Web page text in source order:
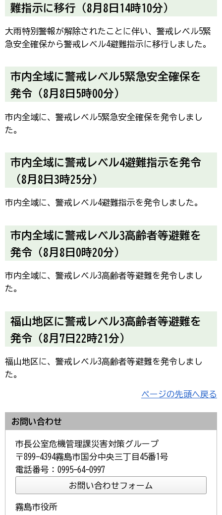
難指示に移行（8月8日14時10分）
大雨特別警報が解除されたことに伴い、警戒レベル5緊
急安全確保から警戒レベル4避難指示に移行しました。
市内全域に警戒レベル5緊急安全確保を
発令（8月8日5時00分）
市内全域に、警戒レベル5緊急安全確保を発令しまし
た。
市内全域に警戒レベル4避難指示を発令
（8月8日3時25分）
市内全域に、警戒レベル4避難指示を発令しました。
市内全域に警戒レベル3高齢者等避難を
発令（8月8日0時20分）
市内全域に、警戒レベル3高齢者等避難を発令しまし
た。
福山地区に警戒レベル3高齢者等避難を
発令（8月7日22時21分）
福山地区に、警戒レベル3高齢者等避難を発令しまし
た。
ページの先頭へ戻る
お問い合わせ
市長公室危機管理課災害対策グループ
〒899-4394霧島市国分中央三丁目45番1号
電話番号：0995-64-0997
霧島市役所